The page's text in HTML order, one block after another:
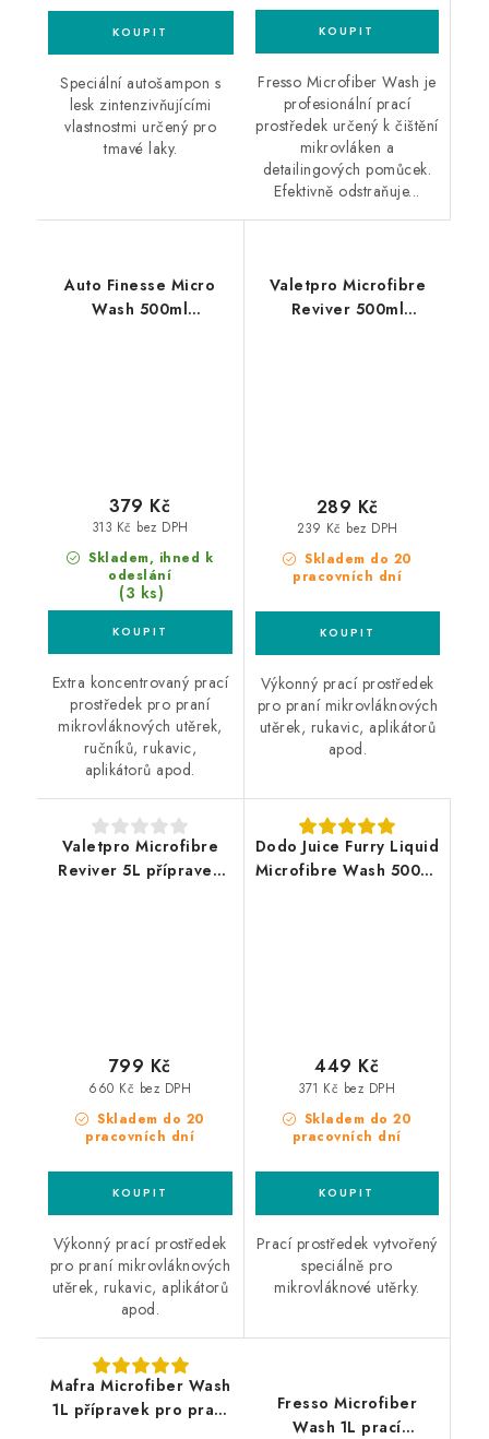
Speciální autošampon s
lesk zintenzivňujícími
vlastnostmi určený pro
tmavé laky.
Fresso Microfiber Wash je
profesionální prací
prostředek určený k čištění
mikrovláken a
detailingových pomůcek.
Efektivně odstraňuje...
Auto Finesse Micro
Wash 500ml
Skladem, ihned k
odeslání
(3 ks)
313 Kč bez DPH
379 Kč
Extra koncentrovaný prací
prostředek pro praní
mikrovláknových utěrek,
ručníků, rukavic,
aplikátorů apod.
Valetpro Microfibre
Reviver 500ml
Skladem do 20
pracovních dní
239 Kč bez DPH
289 Kč
Výkonný prací prostředek
pro praní mikrovláknových
utěrek, rukavic, aplikátorů
apod.
Valetpro Microfibre
Reviver 5L přípravek
Skladem do 20
pracovních dní
660 Kč bez DPH
799 Kč
Výkonný prací prostředek
pro praní mikrovláknových
utěrek, rukavic, aplikátorů
apod.
Dodo Juice Furry Liquid
Microfibre Wash 500ml
Skladem do 20
pracovních dní
371 Kč bez DPH
449 Kč
Prací prostředek vytvořený
speciálně pro
mikrovláknové utěrky.
Mafra Microfiber Wash
1L přípravek pro praní
Fresso Microfiber
Wash 1L prací